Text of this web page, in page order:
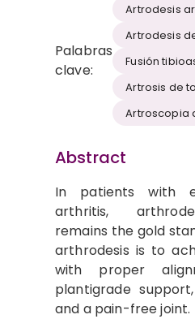
Palabras
clave:
Artrodesis
Artrodesis
Fusión
Artrosis de
Artroscopia
Abstract
In patients with
arthritis,
remains the gold
arthrodesis is to
with proper
plantigrade
and a pain-free joint.